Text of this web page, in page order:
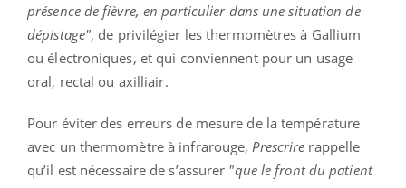
présence de fièvre, en particulier dans une situation de
dépistage", de privilégier les thermomètres à Gallium
ou électroniques, et qui conviennent pour un usage
oral, rectal ou axilliair.
Pour éviter des erreurs de mesure de la température
avec un thermomètre à infrarouge, Prescrire rappelle
qu’il est nécessaire de s’assurer "que le front du patient